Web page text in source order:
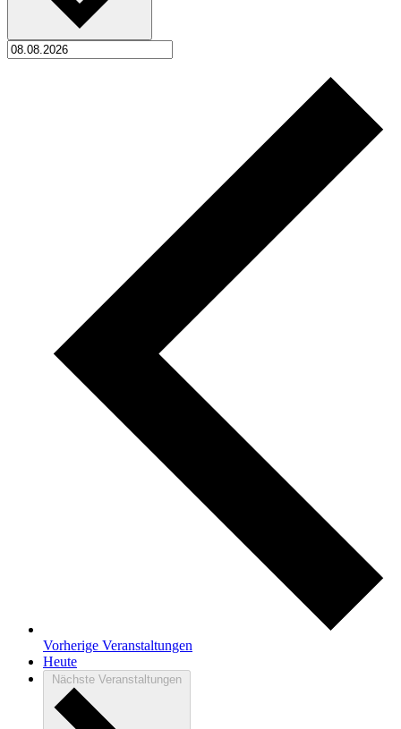
Vorherige Veranstaltungen
Heute
Nächste Veranstaltungen